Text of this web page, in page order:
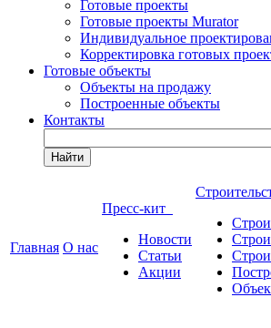
Готовые проекты
Готовые проекты Murator
Индивидуальное
Корректировка готовых
Готовые объекты
Объекты на продажу
Построенные объекты
Контакты
Найти
Главная О нас
Пресс-кит
Новости
Статьи
Акции